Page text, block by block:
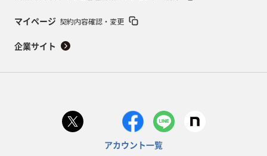
マイページ 契約内容確認・変更
企業サイト
アカウント一覧